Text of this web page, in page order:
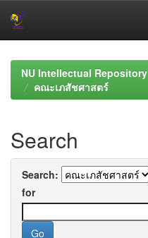
navigationNU Intellectual Repository
คณะเภสัชศาสตร์
Search
Search:
for